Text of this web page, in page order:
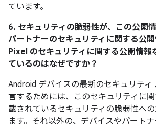
ています。
6. セキュリティの脆弱性が、この公開
パートナーのセキュリティに関する公
Pixel のセキュリティに関する公開情報
ているのはなぜですか？
Android デバイスの最新のセキュリティ
言するためには、このセキュリティに
載されているセキュリティの脆弱性へ
ます。それ以外の、デバイスやパート